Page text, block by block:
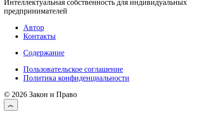
Интеллектуальная собственность для индивидуальных
предпринимателей
Автор
Контакты
Содержание
Пользовательское соглашение
Политика конфиденциальности
© 2026 Закон и Право